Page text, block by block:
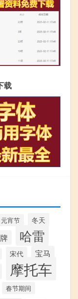
载
元宵节 冬天
哈雷
宋代 宝马
摩托车
春节期间